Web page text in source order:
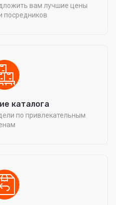
вам лучшие цены
посредников
каталога
по привлекательным